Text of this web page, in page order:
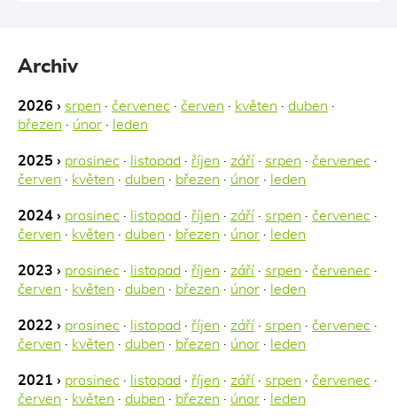
Archiv
2026 › srpen · červenec · červen · květen · duben ·
březen · únor · leden
2025 › prosinec · listopad · říjen · září · srpen · červenec ·
červen · květen · duben · březen · únor · leden
2024 › prosinec · listopad · říjen · září · srpen · červenec ·
červen · květen · duben · březen · únor · leden
2023 › prosinec · listopad · říjen · září · srpen · červenec ·
červen · květen · duben · březen · únor · leden
2022 › prosinec · listopad · říjen · září · srpen · červenec ·
červen · květen · duben · březen · únor · leden
2021 › prosinec · listopad · říjen · září · srpen · červenec ·
červen · květen · duben · březen · únor · leden